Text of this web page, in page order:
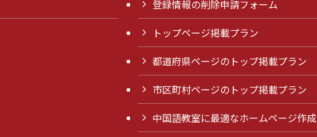
登録情報の削除申請フォーム
トップページ掲載プラン
都道府県ページのトップ掲載プラン
市区町村ページのトップ掲載プラン
中国語教室に最適なホームページ作成